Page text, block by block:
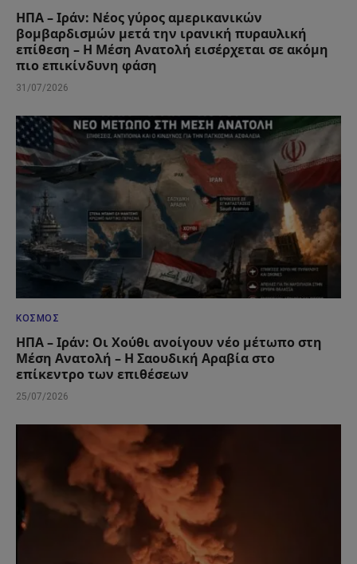
ΗΠΑ – Ιράν: Νέος γύρος αμερικανικών
βομβαρδισμών μετά την ιρανική πυραυλική
επίθεση – Η Μέση Ανατολή εισέρχεται σε ακόμη
πιο επικίνδυνη φάση
31/07/2026
ΚΌΣΜΟΣ
ΗΠΑ – Ιράν: Οι Χούθι ανοίγουν νέο μέτωπο στη
Μέση Ανατολή – Η Σαουδική Αραβία στο
επίκεντρο των επιθέσεων
25/07/2026